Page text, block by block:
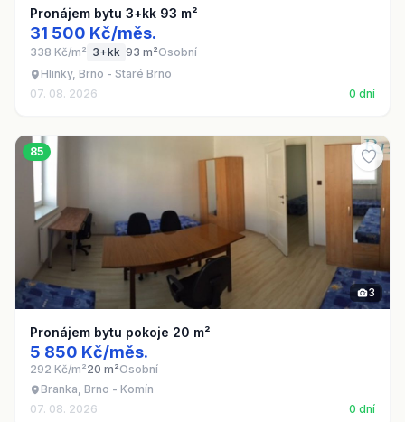
Pronájem bytu 3+kk 93 m²
31 500 Kč/měs.
338 Kč/m² 3+kk 93 m²Osobní
Hlinky, Brno - Staré Brno
07. 08. 2026
0 dní
85
3
Pronájem bytu pokoje 20 m²
5 850 Kč/měs.
292 Kč/m²20 m²Osobní
Branka, Brno - Komín
07. 08. 2026
0 dní